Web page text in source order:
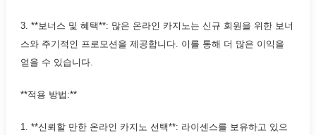
3. **보너스 및 혜택**: 많은 온라인 카지노는 신규 회원을 위한 보너
스와 주기적인 프로모션을 제공합니다. 이를 통해 더 많은 이익을
얻을 수 있습니다.
**적용 방법:**
1. **신뢰할 만한 온라인 카지노 선택**: 라이센스를 보유하고 있으